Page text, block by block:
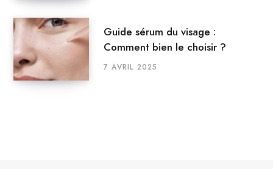
Guide sérum du visage :
Comment bien le choisir ?
7 AVRIL 2025